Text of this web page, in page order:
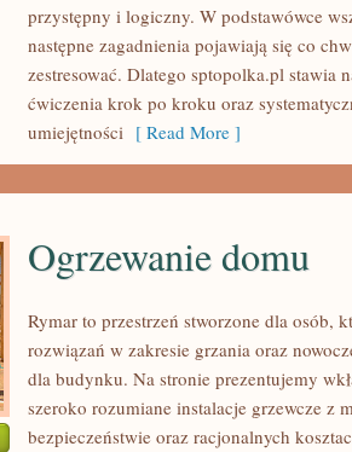
przystępny i logiczny. W podstawówce
następne zagadnienia pojawiają się co
zestresować. Dlatego sptopolka.pl stawia
ćwiczenia krok po kroku oraz
umiejętności [ Read More ]
Ogrzewanie domu
Rymar to przestrzeń stworzone dla osób,
rozwiązań w zakresie grzania oraz
dla budynku. Na stronie prezentujemy
szeroko rozumiane instalacje grzewcze z
bezpieczeństwie oraz racjonalnych